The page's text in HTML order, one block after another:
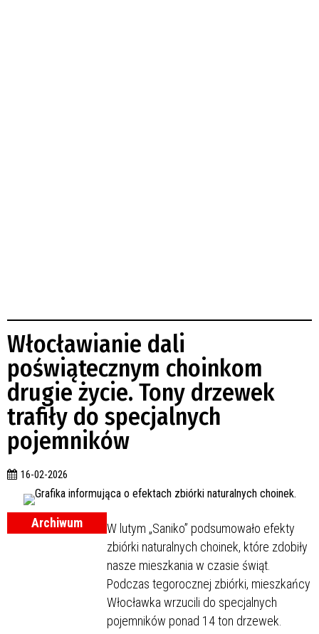
Włocławianie dali
poświątecznym choinkom
drugie życie. Tony drzewek
trafiły do specjalnych
pojemników
16-02-2026
Archiwum
W lutym „Saniko” podsumowało efekty
zbiórki naturalnych choinek, które zdobiły
nasze mieszkania w czasie świąt.
Podczas tegorocznej zbiórki, mieszkańcy
Włocławka wrzucili do specjalnych
pojemników ponad 14 ton drzewek.